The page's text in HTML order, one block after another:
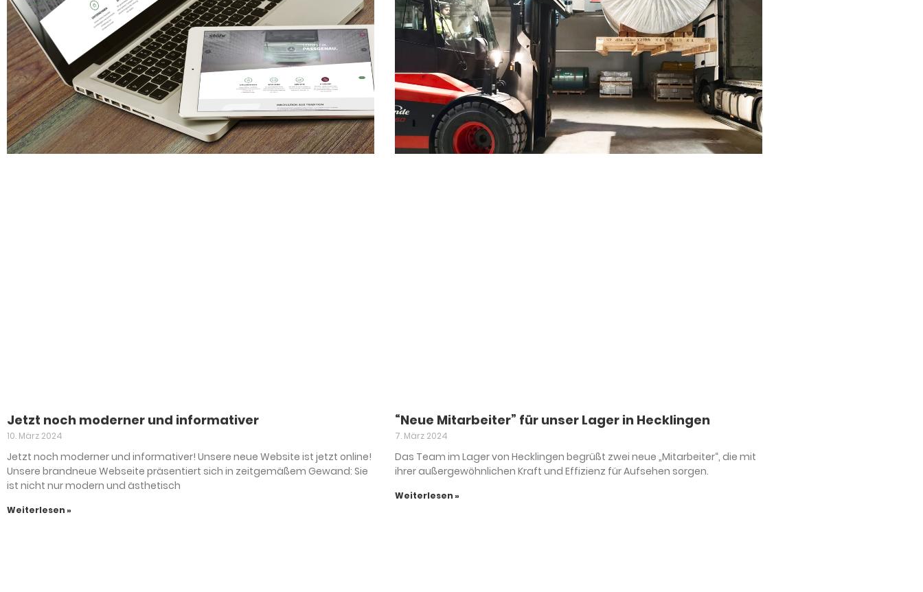
Jetzt noch moderner und informativer
10. März 2024
Jetzt noch moderner und informativer! Unsere neue Website ist jetzt online!
Unsere brandneue Webseite präsentiert sich in zeitgemäßem Gewand: Sie
ist nicht nur modern und ästhetisch
Weiterlesen »
“Neue Mitarbeiter” für unser Lager in Hecklingen
7. März 2024
Das Team im Lager von Hecklingen begrüßt zwei neue „Mitarbeiter“, die mit
ihrer außergewöhnlichen Kraft und Effizienz für Aufsehen sorgen.
Weiterlesen »